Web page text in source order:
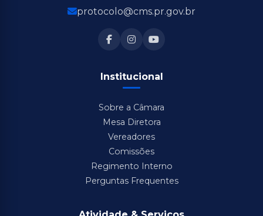
protocolo@cms.pr.gov.br
Institucional
Sobre a Câmara
Mesa Diretora
Vereadores
Comissões
Regimento Interno
Perguntas Frequentes